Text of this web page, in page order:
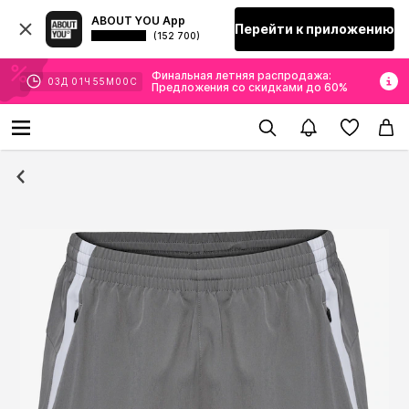
ABOUT YOU App
(152 700) Перейти к приложению
03 Д 01 Ч 54 М 59 С
Финальная летняя распродажа:
Предложения со скидками до 60%